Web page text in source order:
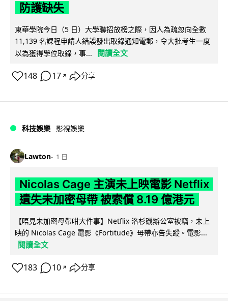
防護缺失
東華學院今日（5 日）大學聯招放榜之際，因人為疏忽向全數
11,139 名課程申請人錯誤發出取錄通知電郵，令大批考生一度
以為獲得學位取錄，事...
閱讀全文
148 17 ↗ 分享
科技娛樂 影視娛樂
Lawton 1 日
Nicolas Cage 主演未上映電影 Netflix
遺失未加密母帶 被索償 8.19 億港元
【唔見未加密母帶咁大件事】Netflix 洛杉磯辦公室被竊，未上
映的 Nicolas Cage 電影《Fortitude》母帶亦告失蹤。電影...
閱讀全文
183 10 ↗ 分享